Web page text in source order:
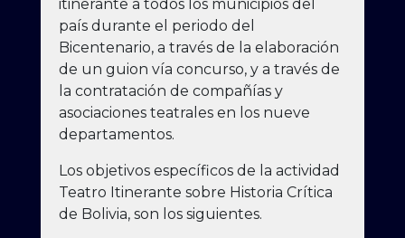
itinerante a todos los municipios del
país durante el periodo del
Bicentenario, a través de la elaboración
de un guion vía concurso, y a través de
la contratación de compañías y
asociaciones teatrales en los nueve
departamentos.
Los objetivos específicos de la actividad
Teatro Itinerante sobre Historia Crítica
de Bolivia, son los siguientes.